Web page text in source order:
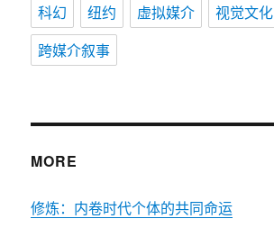
科幻
纽约 虚拟媒介 视觉文化
跨媒介叙事
MORE
修炼：内卷时代个体的共同命运